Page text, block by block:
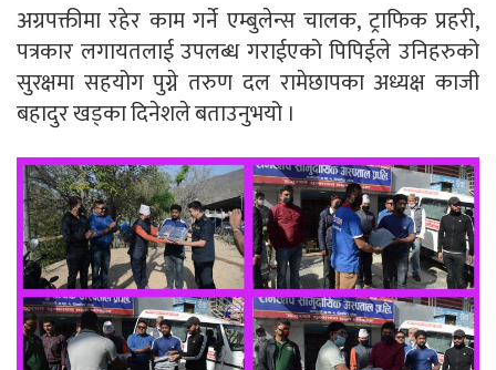
अग्रपक्तीमा रहेर काम गर्ने एम्बुलेन्स चालक, ट्राफिक प्रहरी,
पत्रकार लगायतलाई उपलब्ध गराईएको पिपिईले उनिहरुको
सुरक्षमा सहयोग पुग्ने तरुण दल रामेछापका अध्यक्ष काजी
बहादुर खड्का दिनेशले बताउनुभयो ।